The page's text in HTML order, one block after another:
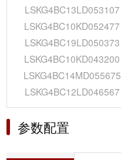
LSKG4BC13LD053107
LSKG4BC10KD052477
LSKG4BC19LD050373
LSKG4BC10KD043200
LSKG4BC14MD055675
LSKG4BC12LD046567
参数配置